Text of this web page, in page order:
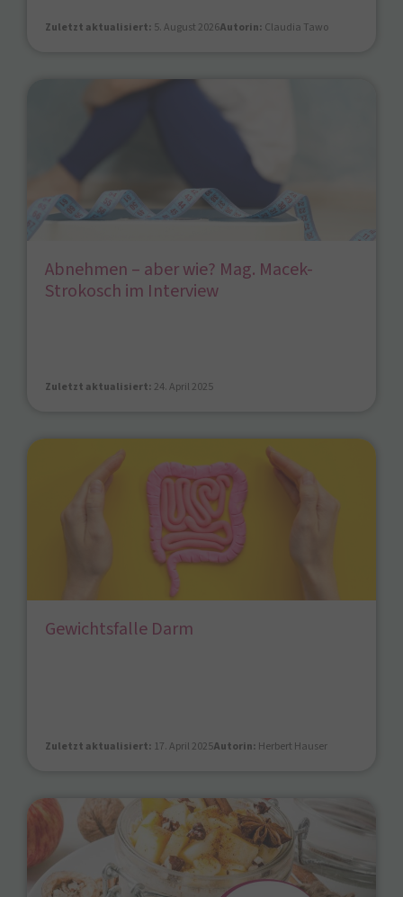
Zuletzt aktualisiert: 5. August 2026Autorin: Claudia Tawo
Abnehmen – aber wie? Mag. Macek-
Strokosch im Interview
Zuletzt aktualisiert: 24. April 2025
Gewichtsfalle Darm
Zuletzt aktualisiert: 17. April 2025Autorin: Herbert Hauser